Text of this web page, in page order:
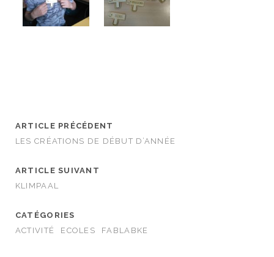
ARTICLE PRÉCÉDENT
LES CRÉATIONS DE DÉBUT D’ANNÉE
ARTICLE SUIVANT
KLIMPAAL
CATÉGORIES
ACTIVITÉ
ECOLES FABLABKE